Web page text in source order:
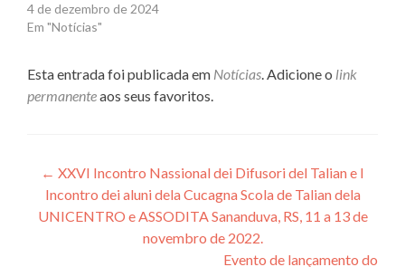
4 de dezembro de 2024
Em "Notícias"
Esta entrada foi publicada em Notícias. Adicione o link
permanenteaos seus favoritos.
Navegação
de
← XXVI Incontro Nassional dei Difusori del Talian e I
Incontro dei aluni dela Cucagna Scola de Talian dela
UNICENTRO e ASSODITA Sananduva, RS, 11 a 13 de
novembro de 2022.
Evento de lançamento do